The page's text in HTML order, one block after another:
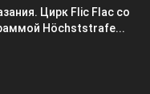
Цирк Flic Flac со
Höchststrafe...